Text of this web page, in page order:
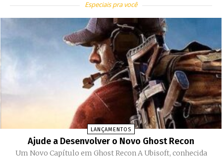
Especiais pra você
LANÇAMENTOS
Ajude a Desenvolver o Novo Ghost Recon
Um Novo Capítulo em Ghost Recon A Ubisoft, conhecida